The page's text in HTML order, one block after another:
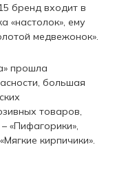
бренд входит в
«настолок», ему
медвежонок».
прошла
большая
товаров,
«Пифагорики»,
кирпичики».